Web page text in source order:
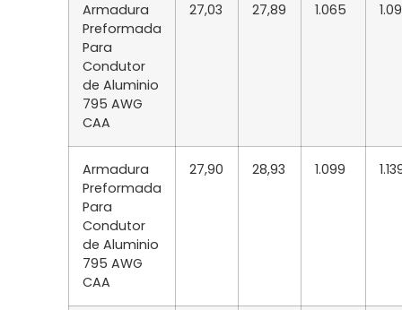
Armadura
Preformada
Para
Condutor
de Aluminio
795 AWG
CAA
27,03 27,89 1.065
Armadura
Preformada
Para
Condutor
de Aluminio
795 AWG
CAA
27,90 28,93 1.099